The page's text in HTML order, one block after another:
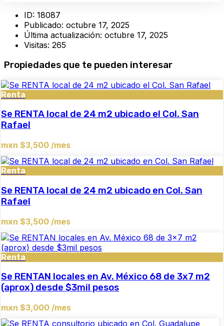
ID: 18087
Publicado: octubre 17, 2025
Última actualización: octubre 17, 2025
Visitas: 265
Propiedades que te pueden interesar
Renta
Se RENTA local de 24 m2 ubicado el Col. San
Rafael
mxn $3,500 /mes
Renta
Se RENTA local de 24 m2 ubicado en Col. San
Rafael
mxn $3,500 /mes
Renta
Se RENTAN locales en Av. México 68 de 3x7 m2
(aprox) desde $3mil pesos
mxn $3,000 /mes